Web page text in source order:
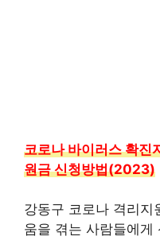
코로나 바이러스 확진
원금 신청방법(2023)
강동구 코로나 격리지
움을 겪는 사람들에게